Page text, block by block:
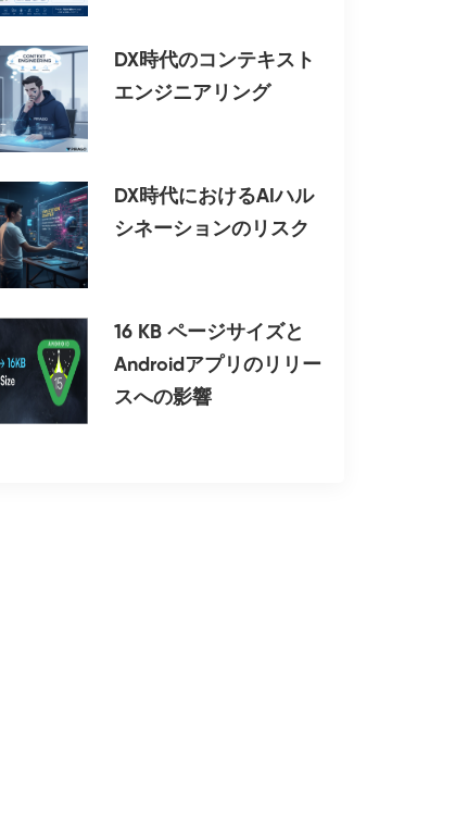
DX時代のコンテキスト
エンジニアリング
DX時代におけるAIハル
シネーションのリスク
16 KB ページサイズと
Androidアプリのリリー
スへの影響